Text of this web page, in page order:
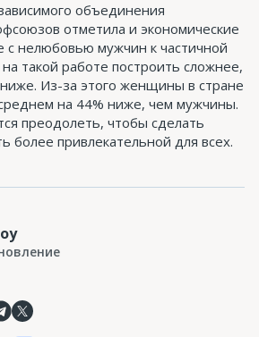
объединения
отметила и экономические
с нелюбовью мужчин к частичной
такой работе построить сложнее,
Из-за этого женщины в стране
на 44% ниже, чем мужчины.
преодолеть, чтобы сделать
более привлекательной для всех.